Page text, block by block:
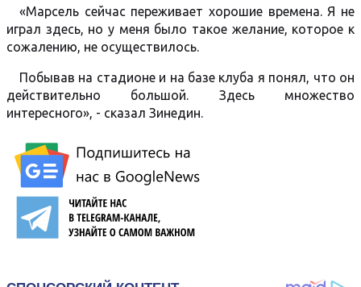
«Марсель сейчас переживает хорошие времена. Я не
играл здесь, но у меня было такое желание, которое к
сожалению, не осуществилось.
Побывав на стадионе и на базе клуба я понял, что он
действительно большой. Здесь множество
интересного», - сказал Зинедин.